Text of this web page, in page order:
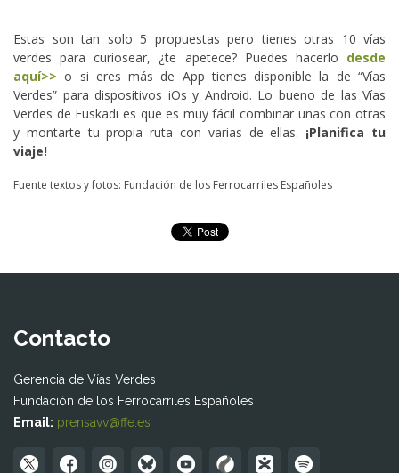
Estas son tan solo 5 propuestas pero tienes otras 10 vías
verdes para curiosear, ¿te apetece? Puedes hacerlo desde
aquí>> o si eres más de App tienes disponible la de “Vías
Verdes” para dispositivos iOs y Android. Lo bueno de las Vías
Verdes de Euskadi es que es muy fácil combinar unas con otras
y montarte tu propia ruta con varias de ellas. ¡Planifica tu
viaje!
Fuente textos y fotos: Fundación de los Ferrocarriles Españoles
Contacto
Gerencia de Vías Verdes
Fundación de los Ferrocarriles Españoles
Email: prensavv@ffe.es